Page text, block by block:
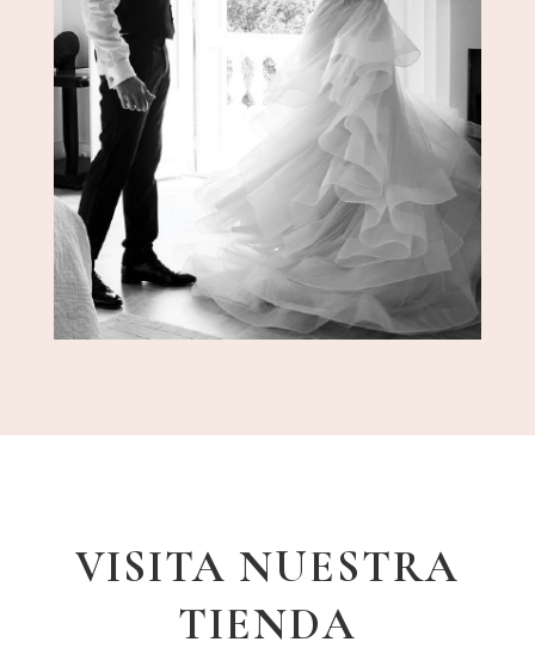
VISITA NUESTRA
TIENDA